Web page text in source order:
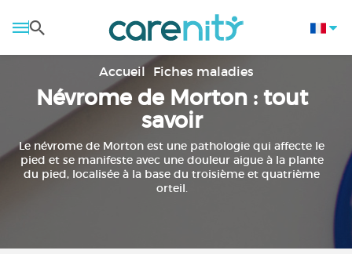
Accueil Fiches maladies
Névrome de Morton : tout
savoir
Le névrome de Morton est une pathologie qui affecte le
pied et se manifeste avec une douleur aigue à la plante
du pied, localisée à la base du troisième et quatrième
orteil.